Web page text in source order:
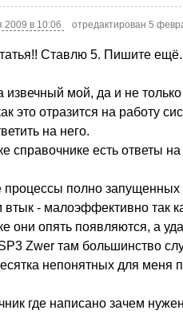
2009 в 10:06 отредактирован 5
Ставлю 5. Пишите ещё.
извечный мой, да и не
это отразится на работу
на него.
справочнике есть ответы
процессы полно
- малоэффективно так
они опять появляются, а
Zwer там большинство
непонятных для меня
где написано зачем